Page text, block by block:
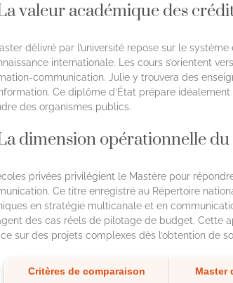
valeur académique des
délivré par l’université repose sur le
internationale. Les cours s’orientent
communication. Julie y trouvera des
Ce diplôme d’État prépare
des organismes publics.
dimension opérationnelle
privées privilégient le Mastère pour
Ce titre enregistré au Répertoire
en stratégie multicanale et en
des cas réels de pilotage de budget. Cette
sur des projets complexes dès l’obtention de
Critères de comparaison Master